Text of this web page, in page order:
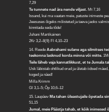
7,29
Te tunnete nad ära nende viljast. Mt 7,16
Issand, kui ma vaatan meie, patuste inimeste
Jeesuses õigeks mõistetud ja taeva jaoks
kinnitada seda tõde!
Juhani Martikainen
2Kr 3,2–8(9) Fl 4,10–23
14. ReedeAabrahami sulane aga silmitses
teekonna lasknud korda minna või mitte.
Teile läheb vaja kannatlikkust, et te Jumala
Usk läbistab ohtlikud orud ja ületab iidsed
koged ja näed!
Milla Krimm
Gl 3,1–5; Õp 10,6–12
15. Laupäev Ma tahan üleastujaile õpetada
51,15
Jumal, meie Päästja tahab, et kõik inimesed